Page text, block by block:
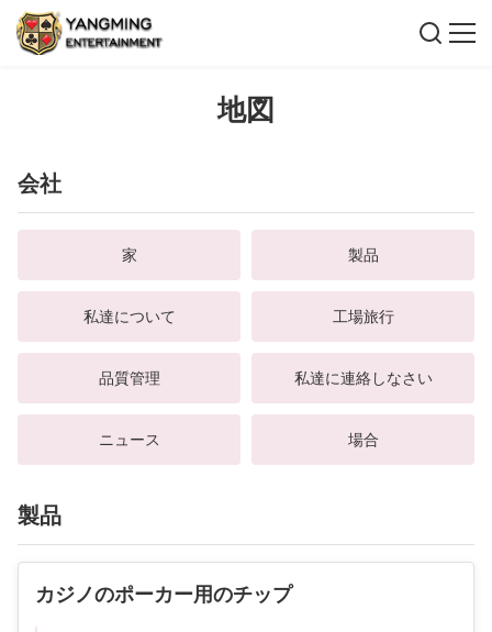
地図
会社
家 製品
私達について 工場旅行
品質管理 私達に連絡しなさい
ニュース 場合
製品
カジノのポーカー用のチップ